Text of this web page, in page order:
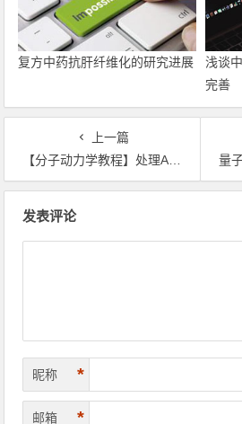
复方中药抗肝纤维化的研究进展
浅谈
完善
上一篇
【分子动力学教程】处理Amber轨迹
量子力学
发表评论
昵称 *
邮箱 *